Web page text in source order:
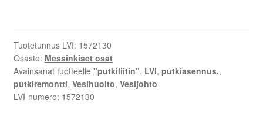
Tuotetunnus LVI: 1572130
Osasto: Messinkiset osat
Avainsanat tuotteelle "putkiliitin", LVI, putkiasennus.,
putkiremontti, Vesihuolto, Vesijohto
LVI-numero: 1572130